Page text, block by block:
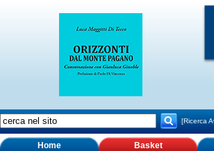
[Ricerca
Home Basket